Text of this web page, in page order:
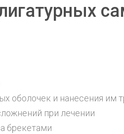
оболочек и нанесения им
при лечении
брекетами